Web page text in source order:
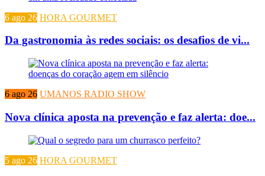
6 ago 26 HORA GOURMET
Da gastronomia às redes sociais: os desafios de vi...
6 ago 26 UMANOS RADIO SHOW
Nova clínica aposta na prevenção e faz alerta: doe...
5 ago 26 HORA GOURMET